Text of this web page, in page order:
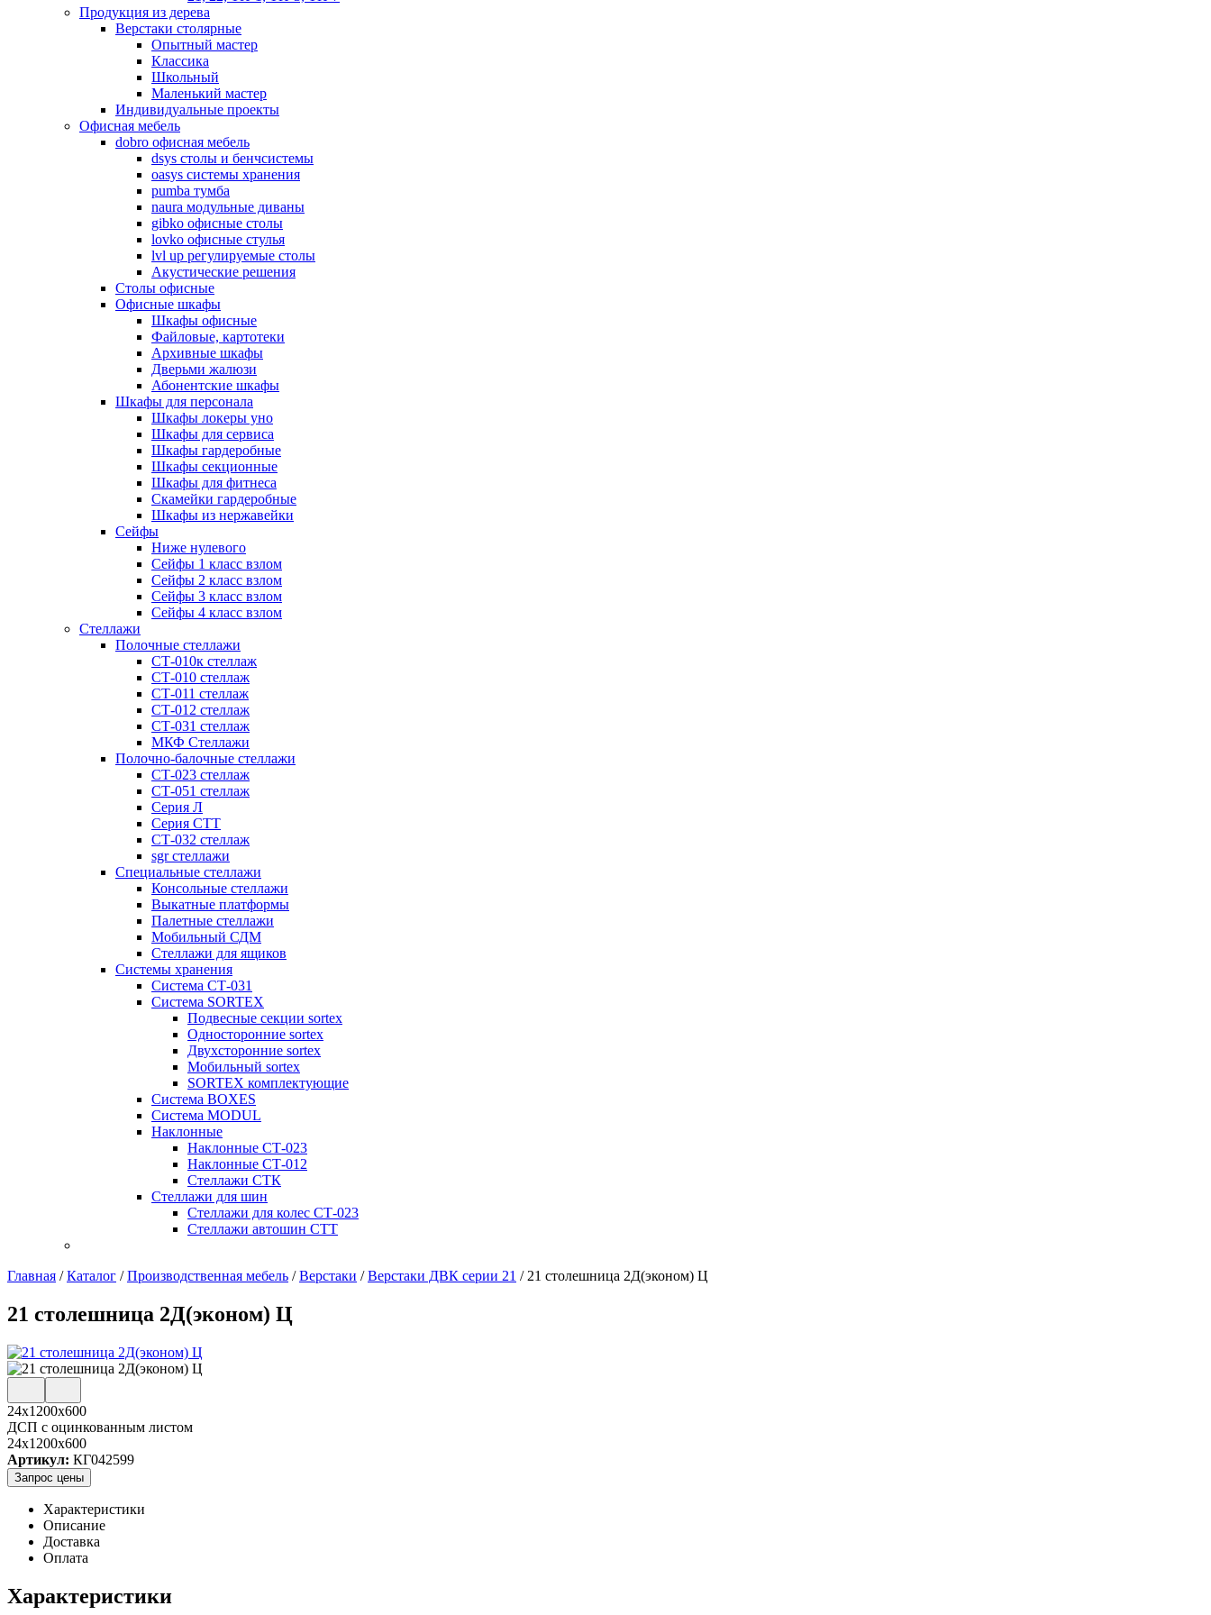
Продукция из дерева
Верстаки столярные
Опытный мастер
Классика
Школьный
Маленький мастер
Индивидуальные проекты
Офисная мебель
dobro офисная мебель
dsys столы и бенчсистемы
oasys системы хранения
pumba тумба
naura модульные диваны
gibko офисные столы
lovko офисные стулья
lvl up регулируемые столы
Акустические решения
Столы офисные
Офисные шкафы
Шкафы офисные
Файловые, картотеки
Архивные шкафы
Дверьми жалюзи
Абонентские шкафы
Шкафы для персонала
Шкафы локеры уно
Шкафы для сервиса
Шкафы гардеробные
Шкафы секционные
Шкафы для фитнеса
Скамейки гардеробные
Шкафы из нержавейки
Сейфы
Ниже нулевого
Сейфы 1 класс взлом
Сейфы 2 класс взлом
Сейфы 3 класс взлом
Сейфы 4 класс взлом
Стеллажи
Полочные стеллажи
СТ-010к стеллаж
СТ-010 стеллаж
СТ-011 стеллаж
СТ-012 стеллаж
СТ-031 стеллаж
МКФ Стеллажи
Полочно-балочные стеллажи
СТ-023 стеллаж
СТ-051 стеллаж
Серия Л
Серия СТТ
СТ-032 стеллаж
sgr стеллажи
Специальные стеллажи
Консольные стеллажи
Выкатные платформы
Палетные стеллажи
Мобильный СДМ
Стеллажи для ящиков
Системы хранения
Система СТ-031
Система SORTEX
Подвесные секции sortex
Односторонние sortex
Двухсторонние sortex
Мобильный sortex
SORTEX комплектующие
Система BOXES
Система MODUL
Наклонные
Наклонные СТ-023
Наклонные СТ-012
Стеллажи СТК
Стеллажи для шин
Стеллажи для колес СТ-023
Стеллажи автошин СТТ
Главная /Каталог /Производственная мебель /Верстаки /Верстаки ДВК серии 21 / 21 столешница 2Д(эконом) Ц
21 столешница 2Д(эконом) Ц
24х1200х600
ДСП с оцинкованным листом
24x1200x600
Артикул: КГ042599
Запрос цены
Характеристики
Описание
Доставка
Оплата
Характеристики